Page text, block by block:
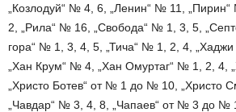
„Козлодуй“ № 4, 6, „Ленин“ № 11,
2, „Рила“ № 16, „Свобода“ № 1, 3, 5,
гора“ № 1, 3, 4, 5, „Тича“ № 1, 2, 4,
„Хан Крум“ № 4, „Хан Омуртаг“ № 1, 2, 4,
„Христо Ботев“ от № 1 до № 10, „Христо
„Чавдар“ № 3, 4, 8, „Чапаев“ от № 3 до №